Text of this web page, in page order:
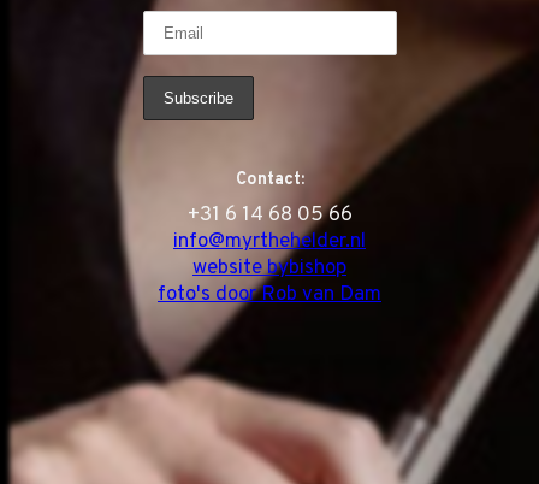
Contact:
‭+31 6 14 68 05 66
info@myrthehelder.nl
website bybishop
foto's door Rob van Dam